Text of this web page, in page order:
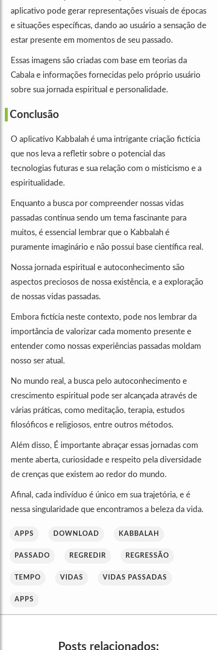
aplicativo pode gerar representações visuais de épocas
e situações específicas, dando ao usuário a sensação de
estar presente em momentos de seu passado.
Essas imagens são criadas com base em teorias da
Cabala e informações fornecidas pelo próprio usuário
sobre sua jornada espiritual e personalidade.
Conclusão
O aplicativo Kabbalah é uma intrigante criação fictícia
que nos leva a refletir sobre o potencial das
tecnologias futuras e sua relação com o misticismo e a
espiritualidade.
Enquanto a busca por compreender nossas vidas
passadas continua sendo um tema fascinante para
muitos, é essencial lembrar que o Kabbalah é
puramente imaginário e não possui base científica real.
Nossa jornada espiritual e autoconhecimento são
aspectos preciosos de nossa existência, e a exploração
de nossas vidas passadas.
Embora fictícia neste contexto, pode nos lembrar da
importância de valorizar cada momento presente e
entender como nossas experiências passadas moldam
nosso ser atual.
No mundo real, a busca pelo autoconhecimento e
crescimento espiritual pode ser alcançada através de
várias práticas, como meditação, terapia, estudos
filosóficos e religiosos, entre outros métodos.
Além disso, É importante abraçar essas jornadas com
mente aberta, curiosidade e respeito pela diversidade
de crenças que existem ao redor do mundo.
Afinal, cada indivíduo é único em sua trajetória, e é
nessa singularidade que encontramos a beleza da vida.
APPS DOWNLOAD KABBALAH
PASSADO REGREDIR REGRESSÃO
TEMPO VIDAS VIDAS PASSADAS
APPS
Posts relacionados: